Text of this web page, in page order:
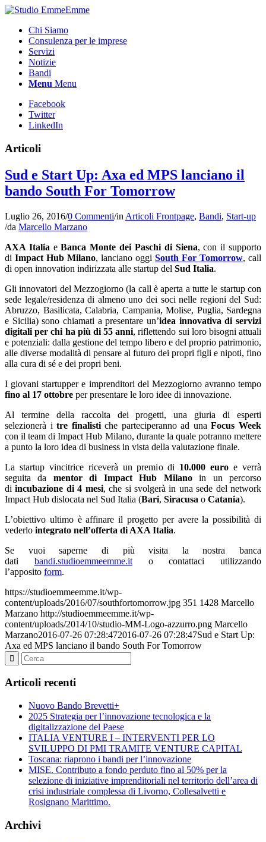
Chi Siamo
Consulenza per le imprese
Servizi
Notizie
Bandi
Menu Menu
Facebook
Twitter
LinkedIn
Articoli
Sud e Start Up: Axa ed MPS lanciano il
bando South For Tomorrow
Luglio 26, 2016/0 Commenti/in Articoli Frontpage, Bandi, Start-up
/da Marcello Marzano
AXA Italia eBanca Monte dei Paschi di Siena, con il supporto
di Impact Hub Milano, lanciano oggi South For Tomorrow, call
di open innovation indirizzata alle startup del Sud Italia.
Gli innovatori del Mezzogiorno (la call è aperta a tutte le startup con
sede legale/residenza di almeno uno dei soci nelle regioni del Sud:
Abruzzo, Basilicata, Calabria, Campania, Molise, Puglia, Sardegna
e Sicilia) sono chiamati a presentare un’idea innovativa di servizi
digitali per chi ha più di 55 anni, riflettendo sui loro bisogni attuali
e potenziali: dalla gestione del tempo libero e del proprio patrimonio,
alle diverse modalità di pensare al futuro dei propri figli e nipoti, fino
alla cura di sé e dei propri beni.
I giovani startupper e imprenditori del Mezzogiorno avranno tempo
fino al 17 ottobre per presentare le loro idee di innovazione.
Al termine della raccolta dei progetti, una giuria di esperti
selezionerà i tre finalistiche parteciperanno ad unaFocus Week
con il team di Impact Hub Milano, durante la quale potranno mettere
a punto la loro idea di business in vista della valutazione finale.
La startup vincitrice riceverà un premio di 10.000 euro e verrà
seguita da mentor di Impact Hub Milanoin un percorso
diincubazione di 4 mesi, che si svolgerà in una sede del network
Impact Hub dislocata nel Sud Italia (Bari, Siracusa o Catania).
L’obiettivo ultimo è affinare il progetto per avere la possibilità di
vederlo integrato nell’offerta di AXA Italia.
Se vuoi saperne di più visita la nostra banca
dati bandi.studioemmeemme.ito contattaci utilizzando
l’apposito form.
https://studioemmeemme.it/wp-
content/uploads/2016/07/southfortomorrow.jpg 351 1428 Marcello
Marzano http://studioemmeemme.it/wp-
content/uploads/2014/10/studio-MM-Logo-azzurro.png Marcello
Marzano2016-07-26 07:28:472016-07-26 07:28:47Sud e Start Up:
Axa ed MPS lanciano il bando South For Tomorrow
Articoli recenti
Nuovo Bando Brevetti+
2025 Strategia per l’innovazione tecnologica e la
digitalizzazione del Paese
ITALIA VENTURE I – INTERVENTI PER LO
SVILUPPO DI PMI TRAMITE VENTURE CAPITAL
Toscana: riaprono i bandi per l’innovazione
MISE. Contributo a fondo perduto fino al 50% per la
selezione di iniziative imprenditoriali nel territorio dell’area di
crisi industriale complessa di Livorno, Collesalvetti e
Rosignano Marittimo.
Archivi